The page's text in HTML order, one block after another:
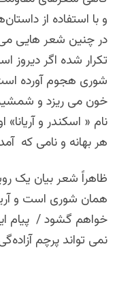
و با استفاده از
در چنین شعر هایی
تکرار شده اگر دیروز
شوری هجوم آورده
خون می ریزد و شمشیر
نام « اسکندر و
هر بهانه و نامی که
ظاهراً شعر بیان یک
همان شوری است و
خواهم گشود / پیام
نمی تواند پرچم